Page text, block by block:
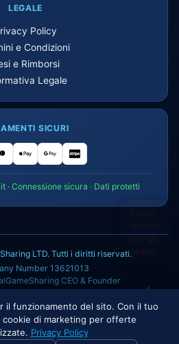
LEGALE
Policy
e Condizioni
e Rimborsi
Legale
SICURI
· Connessione sicura · Dati protetti
LTD. Tutti i diritti riservati.
Number 13621013
CEO & Founder
il funzionamento del sito. Con il tuo
cookie di marketing per offerte
Privacy Policy
willy